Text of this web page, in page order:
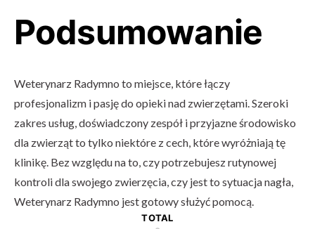
Podsumowanie
Weterynarz Radymno to miejsce, które łączy
profesjonalizm i pasję do opieki nad zwierzętami. Szeroki
zakres usług, doświadczony zespół i przyjazne środowisko
dla zwierząt to tylko niektóre z cech, które wyróżniają tę
klinikę. Bez względu na to, czy potrzebujesz rutynowej
kontroli dla swojego zwierzęcia, czy jest to sytuacja nagła,
Weterynarz Radymno jest gotowy służyć pomocą.
TOTAL